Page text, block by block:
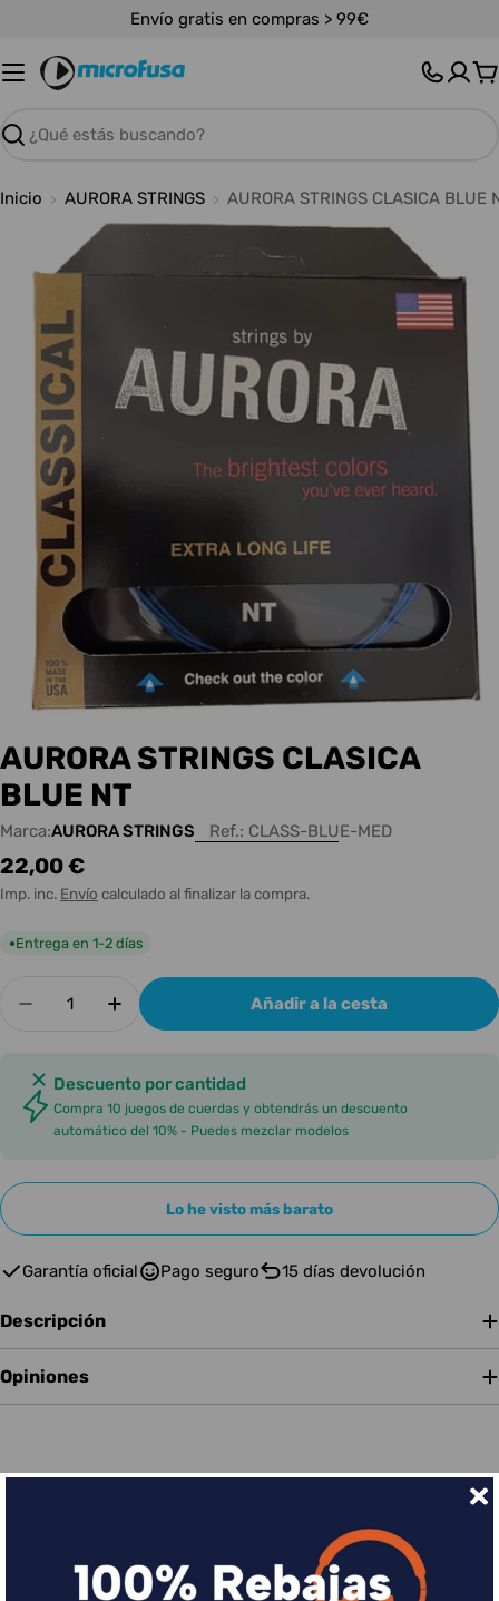
contenido
Envío gratis en compras > 99€
Buscar
Inicio AURORA STRINGS AURORA STRINGS CLASICA BLUE
medios 0 en modal
AURORA STRINGS CLASICA
BLUE NT
Marca:AURORA STRINGS Ref.: CLASS-BLUE-MED
Precio
habitual
22,00 €
Imp. inc. Envío calculado al finalizar la compra.
●Entrega en 1-2 días
Disminuir cantidad para AURORA STRINGS
Aumentar cantidad para AURORA
Añadir a la cesta
Descuento por cantidad
Compra 10 juegos de cuerdas y obtendrás un descuento
automático del 10% - Puedes mezclar modelos
Lo he visto más barato
Garantía oficial Pago seguro 15 días devolución
Descripción
Opiniones
Financia tus compras con Sequra